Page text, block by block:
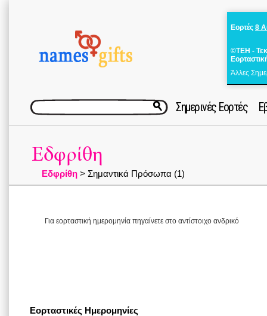
Εορτές 8
©ΤΕΗ -
Άλλες
Σημερινές Εορτές
Εδφρίθη
Εδφρίθη > Σημαντικά Πρόσωπα (1)
Για εορταστική ημερομηνία πηγαίνετε στο αντίστοιχο ανδρικό
Εορταστικές Ημερομηνίες